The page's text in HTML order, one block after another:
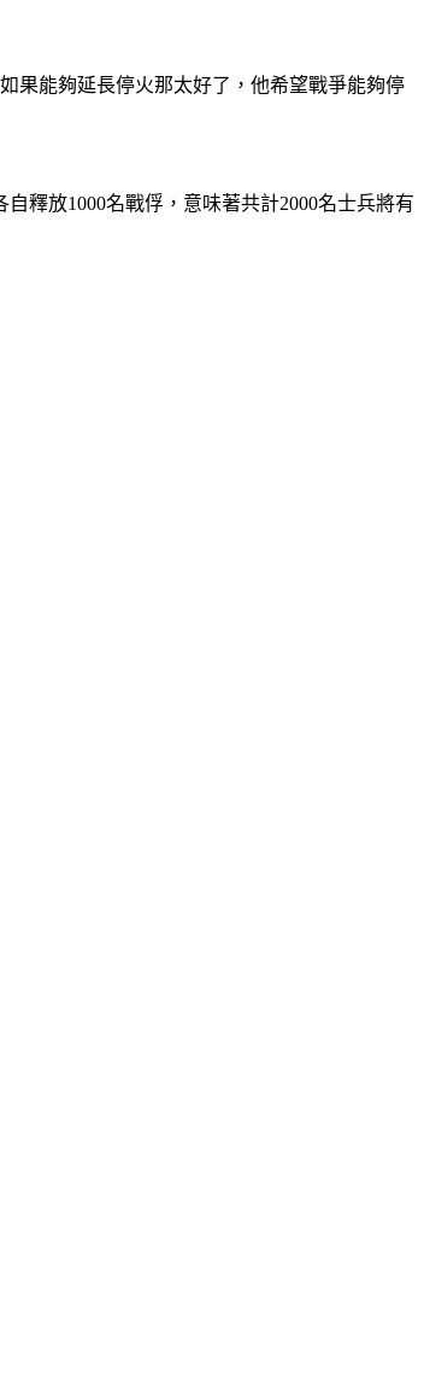
果能夠延長停火那太好了，他希望戰爭能夠停
釋放1000名戰俘，意味著共計2000名士兵將有